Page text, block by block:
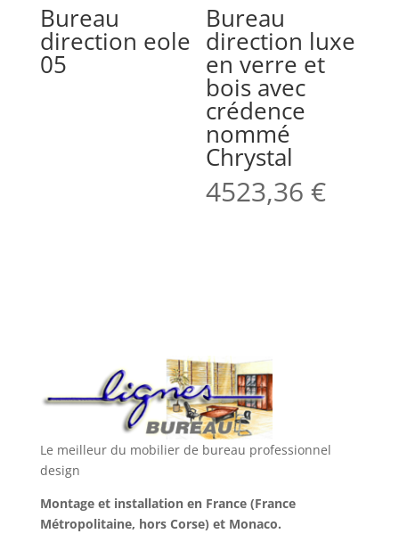
Bureau
direction eole
05
Bureau
direction luxe
en verre et
bois avec
crédence
nommé
Chrystal
4523,36€
Le meilleur du mobilier de bureau professionnel
design
Montage et installation en France (France
Métropolitaine, hors Corse) et Monaco.